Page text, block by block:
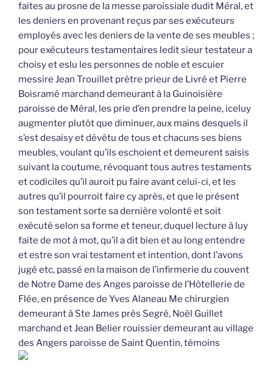
faites au prosne de la messe paroissiale dudit Méral, et
les deniers en provenant reçus par ses exécuteurs
employés avec les deniers de la vente de ses meubles ;
pour exécuteurs testamentaires ledit sieur testateur a
choisy et eslu les personnes de noble et escuier
messire Jean Trouillet prêtre prieur de Livré et Pierre
Boisramé marchand demeurant à la Guinoisière
paroisse de Méral, les prie d’en prendre la peine, iceluy
augmenter plutôt que diminuer, aux mains desquels il
s’est desaisy et dévêtu de tous et chacuns ses biens
meubles, voulant qu’ils eschoient et demeurent saisis
suivant la coutume, révoquant tous autres testaments
et codiciles qu’il auroit pu faire avant celui-ci, et les
autres qu’il pourroit faire cy après, et que le présent
son testament sorte sa dernière volonté et soit
exécuté selon sa forme et teneur, duquel lecture à luy
faite de mot à mot, qu’il a dit bien et au long entendre
et estre son vrai testament et intention, dont l’avons
jugé etc, passé en la maison de l’infirmerie du couvent
de Notre Dame des Anges paroisse de l’Hôtellerie de
Flée, en présence de Yves Alaneau Me chirurgien
demeurant à Ste James près Segré, Noël Guillet
marchand et Jean Belier rouissier demeurant au village
des Angers paroisse de Saint Quentin, témoins